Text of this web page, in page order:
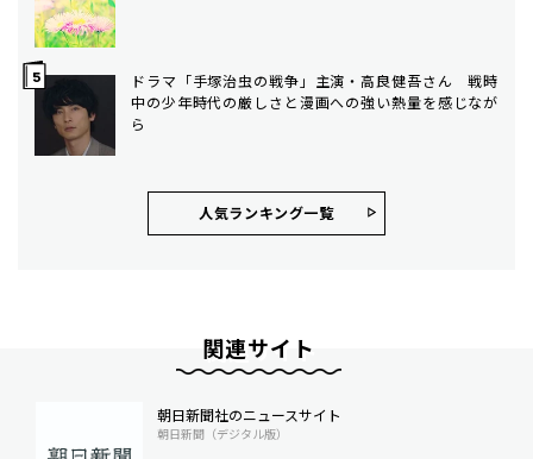
ドラマ「手塚治虫の戦争」主演・高良健吾さん 戦時
中の少年時代の厳しさと漫画への強い熱量を感じなが
ら
人気ランキング⼀覧
関連サイト
朝日新聞社のニュースサイト
朝日新聞（デジタル版）